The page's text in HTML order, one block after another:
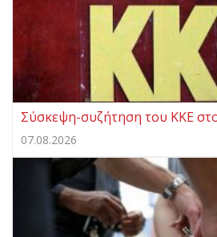
Σύσκεψη-συζήτηση του ΚΚΕ
07.08.2026